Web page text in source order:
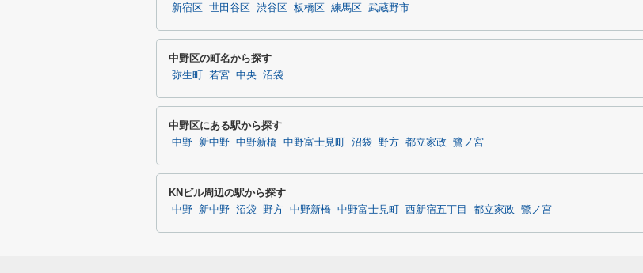
新宿区 世田谷区 渋谷区 板橋区 練馬区 武蔵野市
中野区の町名から探す
弥生町 若宮 中央 沼袋
中野区にある駅から探す
中野 新中野 中野新橋 中野富士見町 沼袋 野方 都立家政 鷺ノ宮
KNビル周辺の駅から探す
中野 新中野 沼袋 野方 中野新橋 中野富士見町 西新宿五丁目 都立家政 鷺ノ宮